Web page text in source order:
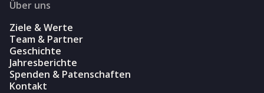
Über uns
Ziele & Werte
Team & Partner
Geschichte
Jahresberichte
Spenden & Patenschaften
Kontakt